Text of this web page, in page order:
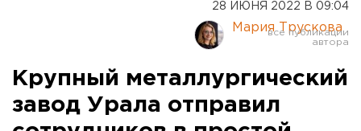
28 ИЮНЯ 2022 В 09:04
Мария Трускова
Крупный металлургический
завод Урала отправил